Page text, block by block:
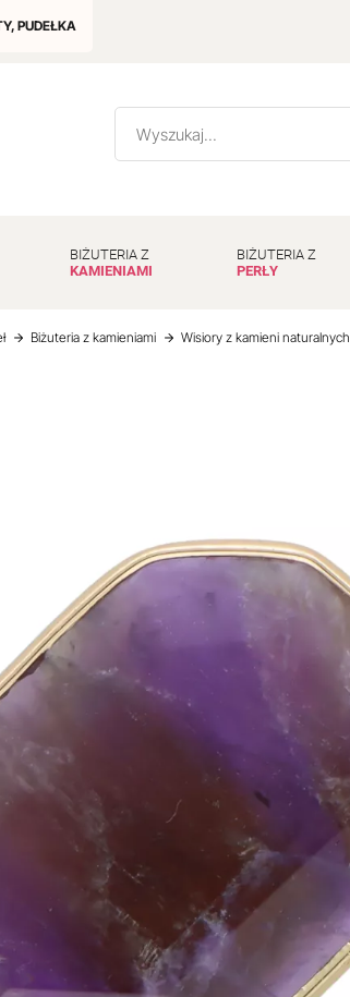
PUDEŁKA
BIŻUTERIA Z
KAMIENIAMI
BIŻUTERIA Z
PERŁY
Biżuteria z kamieniami Wisiory z kamieni naturalnych